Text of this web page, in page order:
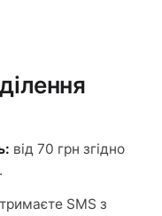
від 70 грн згідно
SMS з